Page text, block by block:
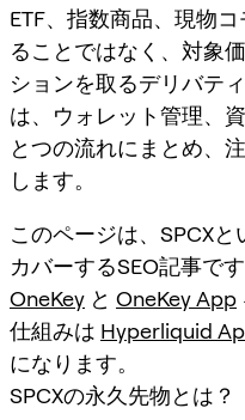
ETF、指数商品、現物
ることではなく、対象
ションを取るデリバテ
は、ウォレット管理、
とつの流れにまとめ、
します。
このページは、SPCX
カバーするSEO記事で
OneKey と OneKey App
仕組みは Hyperliquid
になります。
SPCXの永久先物とは？